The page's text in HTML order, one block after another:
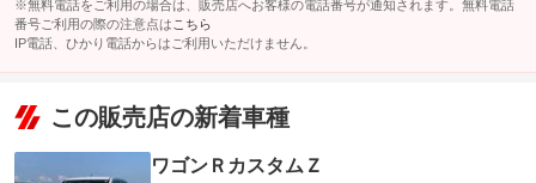
※無料電話をご利用の場合は、販売店へお客様の電話番号が通知されます。無料電話
番号ご利用の際の注意点は こちら
IP電話、ひかり電話からはご利用いただけません。
この販売店の新着車種
ワゴンＲカスタムＺ